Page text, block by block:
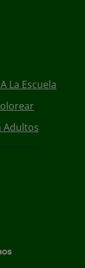
La Escuela
Adultos